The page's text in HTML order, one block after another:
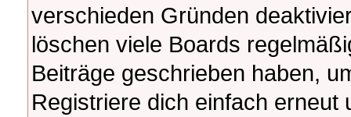
verschieden Gründen
löschen viele Boards
Beiträge geschrieben haben,
Registriere dich einfach